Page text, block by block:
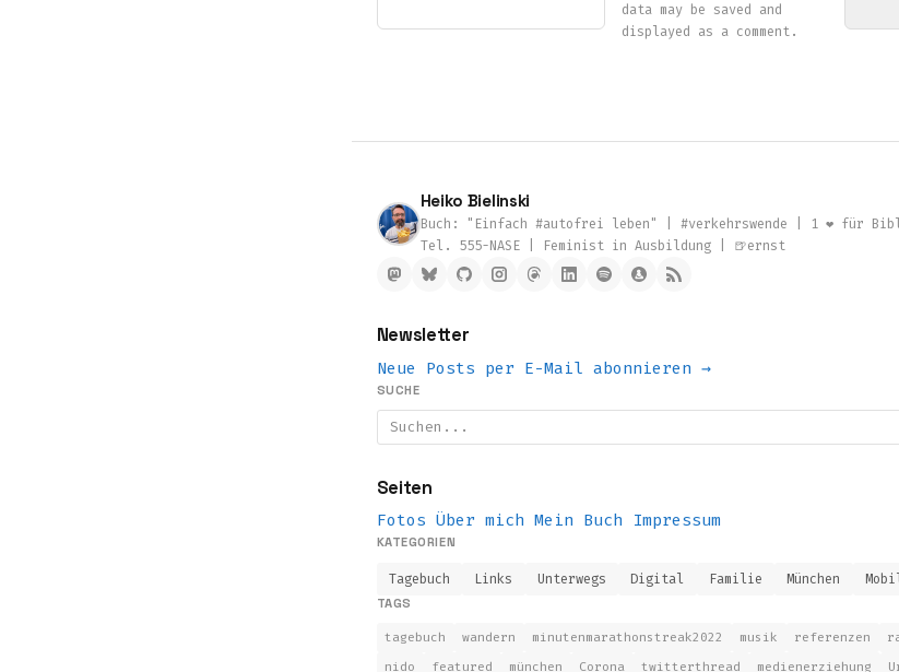
data may be saved and
displayed as a comment.
Heiko Bielinski
Buch: "Einfach #autofrei leben" | #verkehrswende | 1 ❤️ für
Tel. 555-NASE | Feminist in Ausbildung | 🍺ernst
Newsletter
Neue Posts per E-Mail abonnieren →
SUCHE
Seiten
Fotos Über mich Mein Buch Impressum
KATEGORIEN
Tagebuch Links Unterwegs Digital Familie München
TAGS
tagebuch wandern minutenmarathonstreak2022 musik referenzen
nido
featured münchen Corona twitterthread medienerziehung